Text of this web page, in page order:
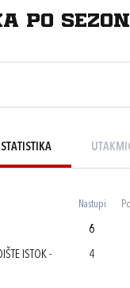
po
STATISTIKA
Nastupi
6
ISTOK -
4